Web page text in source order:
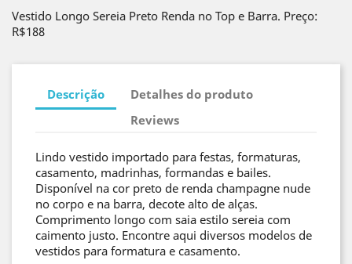
Vestido Longo Sereia Preto Renda no Top e Barra. Preço:
R$188
Descrição
Detalhes do produto
Reviews
Lindo vestido importado para festas, formaturas,
casamento, madrinhas, formandas e bailes.
Disponível na cor preto de renda champagne nude
no corpo e na barra, decote alto de alças.
Comprimento longo com saia estilo sereia com
caimento justo. Encontre aqui diversos modelos de
vestidos para formatura e casamento.